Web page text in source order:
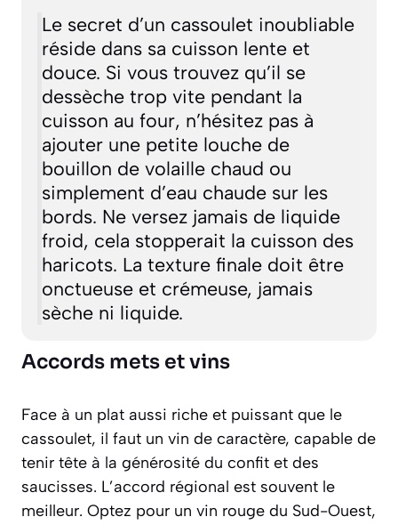
Le secret d’un cassoulet inoubliable
réside dans sa cuisson lente et
douce. Si vous trouvez qu’il se
dessèche trop vite pendant la
cuisson au four, n’hésitez pas à
ajouter une petite louche de
bouillon de volaille chaud ou
simplement d’eau chaude sur les
bords. Ne versez jamais de liquide
froid, cela stopperait la cuisson des
haricots. La texture finale doit être
onctueuse et crémeuse, jamais
sèche ni liquide.
Accords mets et vins
Face à un plat aussi riche et puissant que le
cassoulet, il faut un vin de caractère, capable de
tenir tête à la générosité du confit et des
saucisses. L’accord régional est souvent le
meilleur. Optez pour un vin rouge du Sud-Ouest,